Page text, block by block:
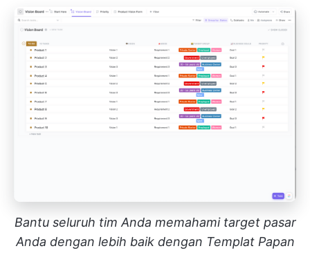
Bantu seluruh tim Anda memahami target pasar
Anda dengan lebih baik dengan Templat Papan